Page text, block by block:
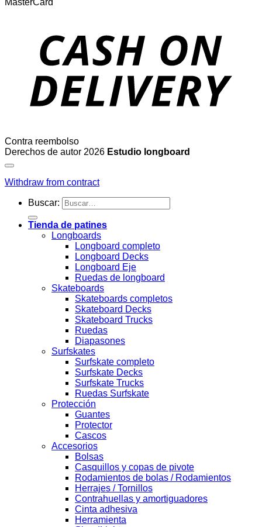
MasterCard
Contra reembolso
Derechos de autor 2026 Estudio longboard
Withdraw from contract
Buscar:
Tienda de patines
Longboards
Longboard completo
Longboard Decks
Longboard Eje
Ruedas de longboard
Skateboards
Skateboards completos
Skateboard Decks
Skateboard Trucks
Ruedas
Diapasones
Surfskates
Surfskate completo
Surfskate Decks
Surfskate Trucks
Ruedas Surfskate
Protección
Guantes
Protector
Cascos
Accesorios
Bolsas
Casquillos y copas de pivote
Rodamientos de bolas / Rodamientos
Herrajes / Tornillos
Contrahuellas y amortiguadores
Cinta adhesiva
Herramienta